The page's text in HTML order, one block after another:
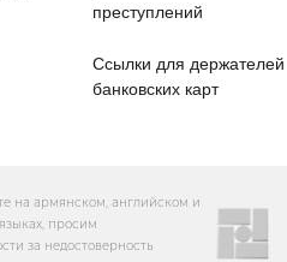
преступлений
Ссылки для держателей
банковских карт
на армянском, английском и
просим
за недостоверность